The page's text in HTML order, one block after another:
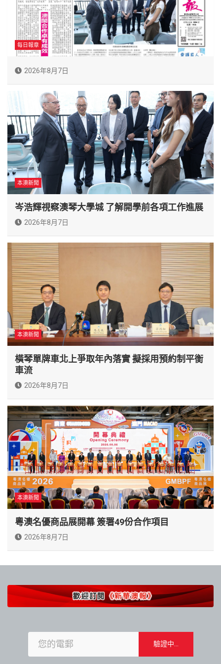
每日報章
2026年8月7日
本澳新聞
岑浩輝視察澳琴大學城 了解開學前各項工作進展
2026年8月7日
本澳新聞
橫琴單牌車北上爭取年內落實 擬採用預約制平衡
車流
2026年8月7日
本澳新聞
粵澳名優商品展開幕 簽署49份合作項目
2026年8月7日